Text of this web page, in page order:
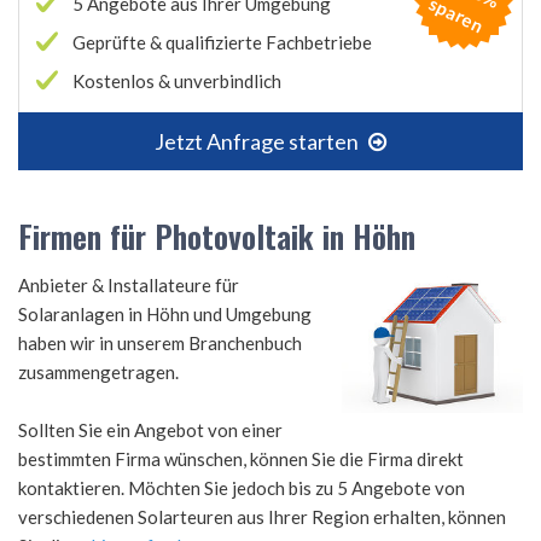
Geprüfte & qualifizierte Fachbetriebe
Kostenlos & unverbindlich
Jetzt Anfrage starten
s
n
Firmen für Photovoltaik in Höhn
Anbieter & Installateure für
Solaranlagen in Höhn und Umgebung
haben wir in unserem Branchenbuch
zusammengetragen.
Sollten Sie ein Angebot von einer
bestimmten Firma wünschen, können Sie die Firma direkt
kontaktieren. Möchten Sie jedoch bis zu 5 Angebote von
verschiedenen Solarteuren aus Ihrer Region erhalten, können